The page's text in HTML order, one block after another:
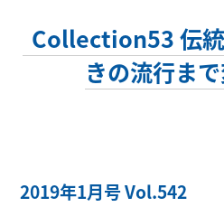
Collection53 伝
きの流行ま
2019年1月号 Vol.542